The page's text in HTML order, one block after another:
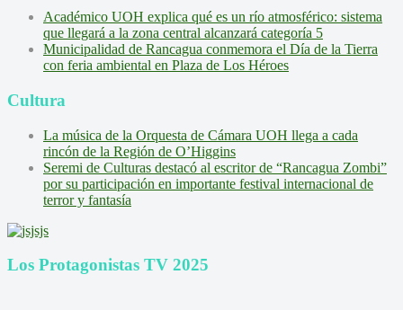
Académico UOH explica qué es un río atmosférico: sistema
que llegará a la zona central alcanzará categoría 5
Municipalidad de Rancagua conmemora el Día de la Tierra
con feria ambiental en Plaza de Los Héroes
Cultura
La música de la Orquesta de Cámara UOH llega a cada
rincón de la Región de O’Higgins
Seremi de Culturas destacó al escritor de “Rancagua Zombi”
por su participación en importante festival internacional de
terror y fantasía
Los Protagonistas TV 2025